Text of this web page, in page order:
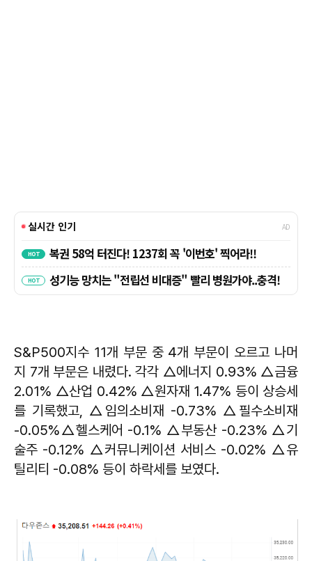
S&P500지수 11개 부문 중 4개 부문이 오르고 나머
지 7개 부문은 내렸다. 각각 △에너지 0.93% △금융
2.01% △산업 0.42% △원자재 1.47% 등이 상승세
를 기록했고, △임의소비재 -0.73% △필수소비재
-0.05%△헬스케어 -0.1% △부동산 -0.23% △기
술주 -0.12% △커뮤니케이션 서비스 -0.02% △유
틸리티 -0.08% 등이 하락세를 보였다.